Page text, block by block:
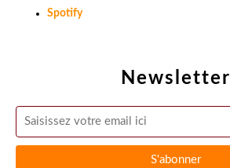
Newsletter
Spotify